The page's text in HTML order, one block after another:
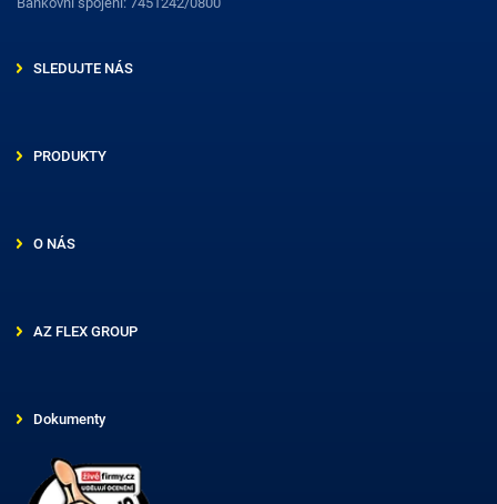
SLEDUJTE NÁS
PRODUKTY
O NÁS
AZ FLEX GROUP
Dokumenty